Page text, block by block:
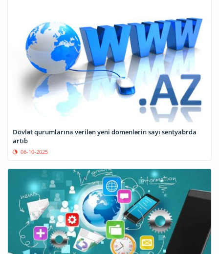
Dövlət qurumlarına verilən yeni domenlərin sayı sentyabrda
artıb
06-10-2025